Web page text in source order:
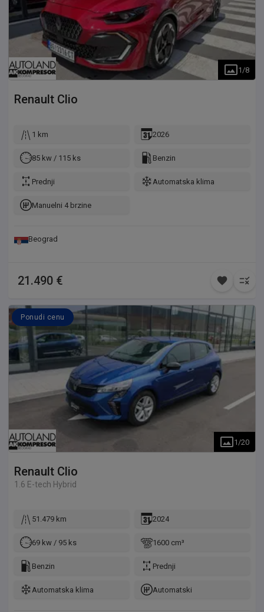
1 /8
Renault Clio
1 km 2026
85 kw / 115 ks Benzin
Prednji Automatska klima
Manuelni 4 brzine
Beograd
21.490 €
Ponudi cenu
1 /20
Renault Clio
1.6 E-tech Hybrid
51.479 km 2024
69 kw / 95 ks 1600 cm³
Benzin Prednji
Automatska klima Automatski